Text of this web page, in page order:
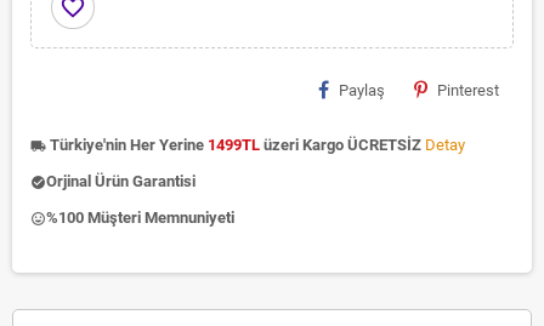
favorite_border
Paylaş Pinterest
local_shipping Türkiye'nin Her Yerine 1499TL üzeri Kargo ÜCRETSİZ Detay
check_circleOrjinal Ürün Garantisi
insert_emoticon%100 Müşteri Memnuniyeti